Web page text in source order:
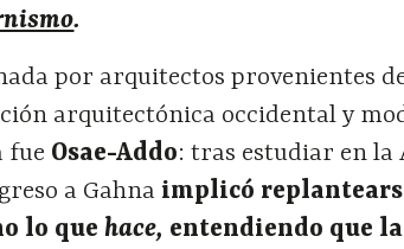
.
por arquitectos provenientes
arquitectónica occidental y
fue Osae-Addo: tras estudiar en
a Gahna implicó
lo quehace, entendiendo que